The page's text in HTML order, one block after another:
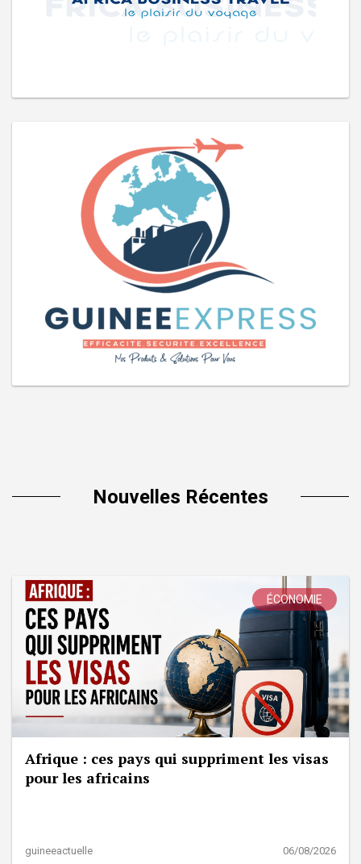
Nouvelles Récentes
ÉCONOMIE
Afrique : ces pays qui suppriment les visas
pour les africains
guineeactuelle 06/08/2026